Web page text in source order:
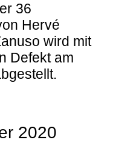
36
Hervé
wird mit
Defekt am
2020